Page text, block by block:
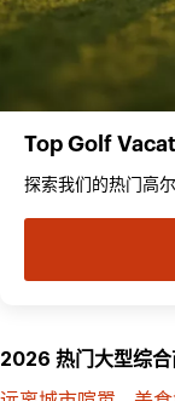
Top Golf
探索我们的热门高
2026 热门大型综